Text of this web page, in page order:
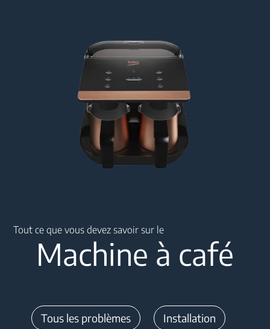
Tout ce que vous devez savoir sur le
Machine à café
Tous les problèmes Installation